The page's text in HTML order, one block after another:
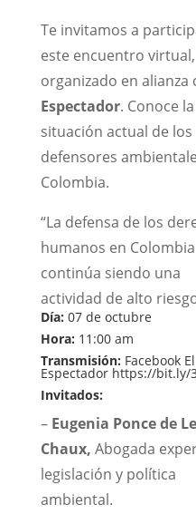
Te invitamos a
este encuentro virtual,
organizado en alianza
Espectador. Conoce la
situación actual de los
defensores
Colombia.
“La defensa de los
humanos en Colombia
continúa siendo una
actividad de alto
Día: 07 de octubre
Hora: 11:00 am
Transmisión: Facebook El
Espectador https://bit.ly/
Invitados:
–Eugenia Ponce de
Chaux, Abogada
legislación y política
ambiental.